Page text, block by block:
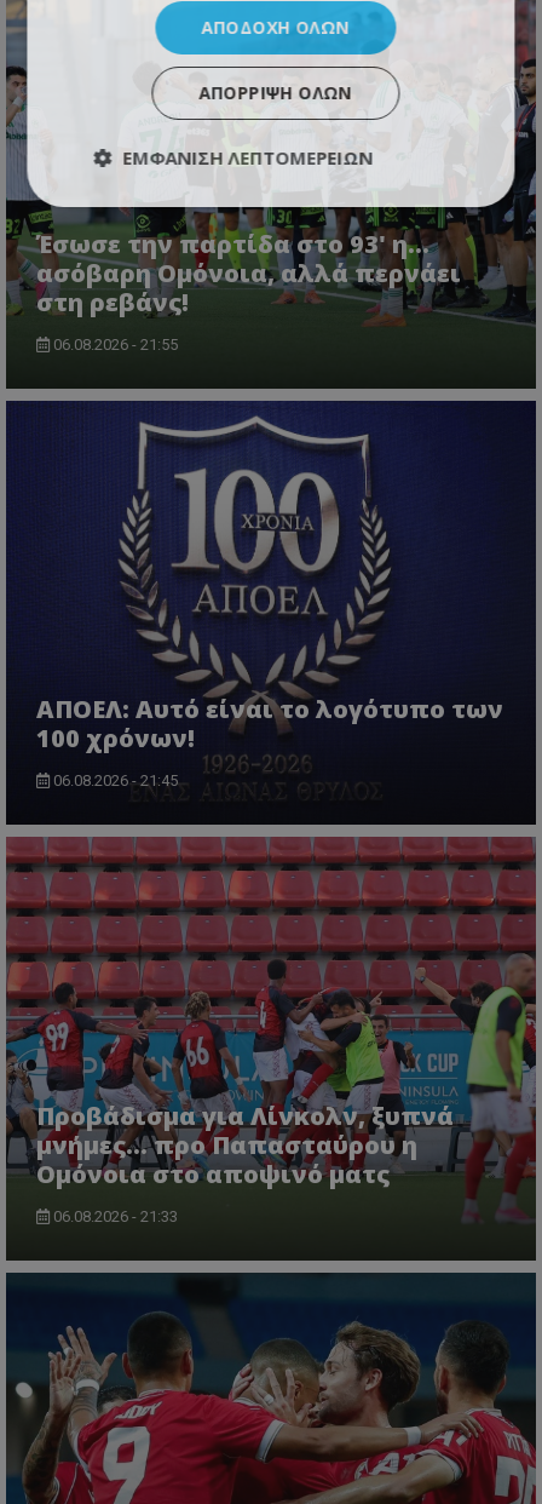
Έσωσε την παρτίδα στο 93' η...
ασόβαρη Ομόνοια, αλλά περνάει
στη ρεβάνς!
06.08.2026 - 21:55
ΑΠΟΕΛ: Αυτό είναι το λογότυπο των
100 χρόνων!
06.08.2026 - 21:45
Προβάδισμα για Λίνκολν, ξυπνά
μνήμες... προ Παπασταύρου η
Ομόνοια στο αποψινό ματς
06.08.2026 - 21:33
ΑΠΟΔΟΧΉ ΌΛΩΝ
ΑΠΌΡΡΙΨΗ ΌΛΩΝ
ΕΜΦΆΝΙΣΗ ΛΕΠΤΟΜΕΡΕΙΏΝ